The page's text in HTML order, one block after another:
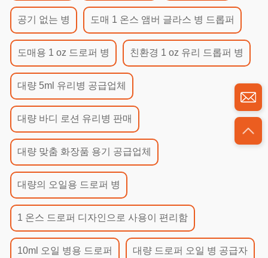
공기 없는 병 도매 1 온스 앰버 글라스 병 드롭퍼
도매용 1 oz 드로퍼 병 친환경 1 oz 유리 드롭퍼 병
대량 5ml 유리병 공급업체
대량 바디 로션 유리병 판매
대량 맞춤 화장품 용기 공급업체
대량의 오일용 드로퍼 병
1 온스 드로퍼 디자인으로 사용이 편리함
10ml 오일 병용 드로퍼 대량 드로퍼 오일 병 공급자